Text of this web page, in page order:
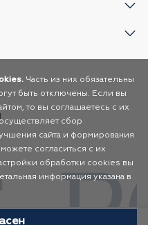
Часть из них обязательны
быть отключены. Если вы
то вы соглашаетесь с их
сбор
сайта и формирования
согласиться с их
обработки cookies вы
информация указана в